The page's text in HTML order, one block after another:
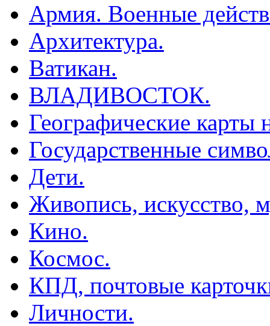
Армия. Военные
Архитектура.
Ватикан.
ВЛАДИВОСТОК.
Географические карты
Государственные
Дети.
Живопись, искусство,
Кино.
Космос.
КПД, почтовые
Личности.